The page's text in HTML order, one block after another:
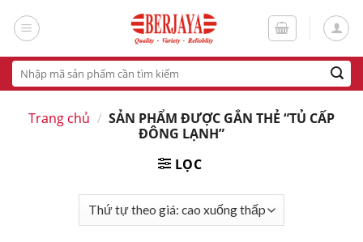
Tìm
kiếm:
Trang chủ / SẢN PHẨM ĐƯỢC GẮN THẺ “TỦ CẤP
ĐÔNG LẠNH”
LỌC